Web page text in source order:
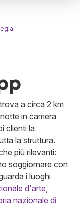
a circa 2 km
in camera
clienti la
la struttura.
più rilevanti:
soggiornare con
i luoghi
d'arte,
nazionale di